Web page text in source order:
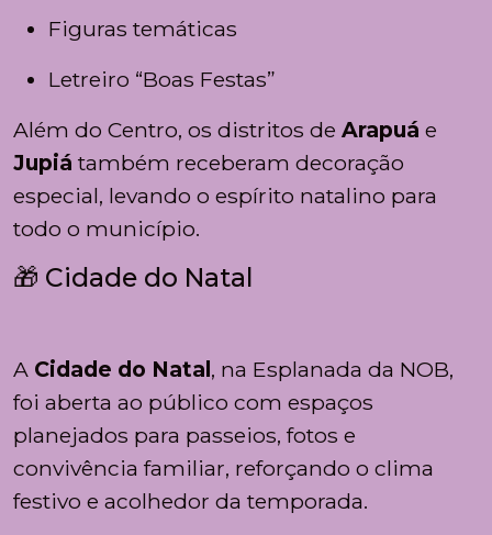
Figuras temáticas
Letreiro “Boas Festas”
Além do Centro, os distritos de Arapuá e
Jupiá também receberam decoração
especial, levando o espírito natalino para
todo o município.
🎁 Cidade do Natal
A Cidade do Natal, na Esplanada da NOB,
foi aberta ao público com espaços
planejados para passeios, fotos e
convivência familiar, reforçando o clima
festivo e acolhedor da temporada.